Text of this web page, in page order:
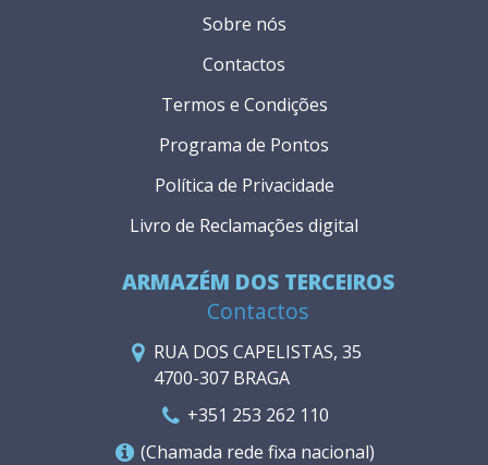
ARMAZÉM DOS TERCEIROS
Contactos
RUA DOS CAPELISTAS, 35
4700-307 BRAGA
+351 253 262 110
(Chamada rede fixa nacional)
Sobre nós
Contactos
Termos e Condições
Programa de Pontos
Política de Privacidade
Livro de Reclamações digital